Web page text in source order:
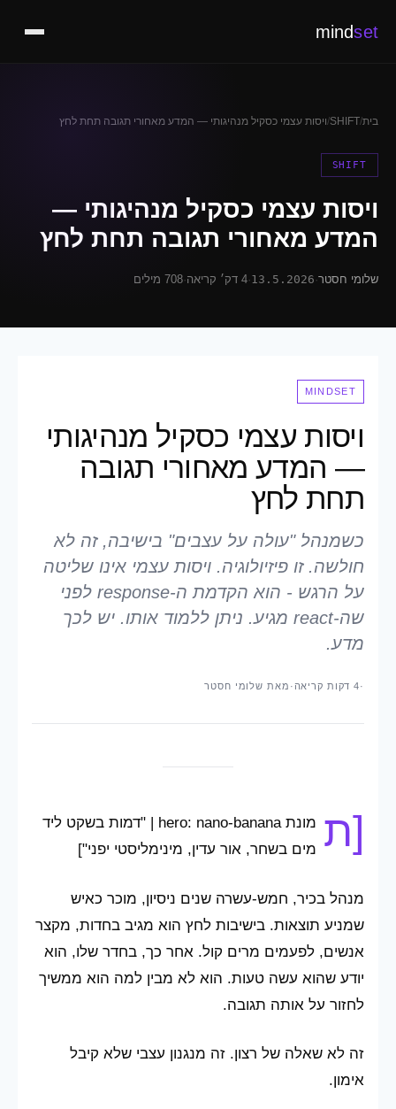
mindset
בית/
SHIFT
/ויסות עצמי כסקיל מנהיגותי — המדע מאחורי תגובה תחת לחץ
SHIFT
ויסות עצמי כסקיל מנהיגותי —
המדע מאחורי תגובה תחת לחץ
שלומי חסטר·
13.5.2026
·4 דק׳ קריאה ·708 מילים
MINDSET
ויסות עצמי כסקיל מנהיגותי
— המדע מאחורי תגובה
תחת לחץ
כשמנהל "עולה על עצבים" בישיבה, זה לא
חולשה. זו פיזיולוגיה. ויסות עצמי אינו שליטה
על הרגש - הוא הקדמת ה-response לפני
שה-react מגיע. ניתן ללמוד אותו. יש לכך
מדע.
·4 דקות קריאה · מאת שלומי חסטר
[ת
מונת hero: nano-banana | "דמות בשקט ליד
מים בשחר, אור עדין, מינימליסטי יפני"]
מנהל בכיר, חמש-עשרה שנים ניסיון, מוכר כאיש
שמניע תוצאות. בישיבות לחץ הוא מגיב בחדות, מקצר
אנשים, לפעמים מרים קול. אחר כך, בחדר שלו, הוא
יודע שהוא עשה טעות. הוא לא מבין למה הוא ממשיך
לחזור על אותה תגובה.
זה לא שאלה של רצון. זה מנגנון עצבי שלא קיבל
אימון.